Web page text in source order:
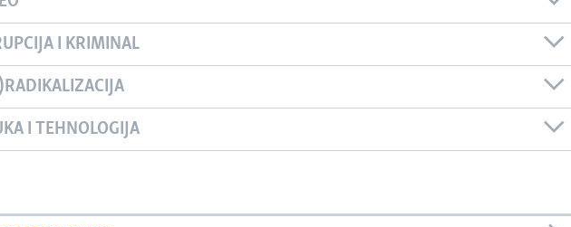
I KRIMINAL
I TEHNOLOGIJA